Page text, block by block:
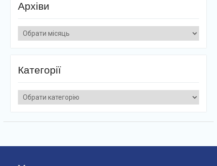
Архіви
Архіви
Категорії
Категорії